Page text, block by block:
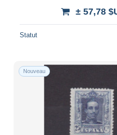
± 57,78
Statut
Nouveau